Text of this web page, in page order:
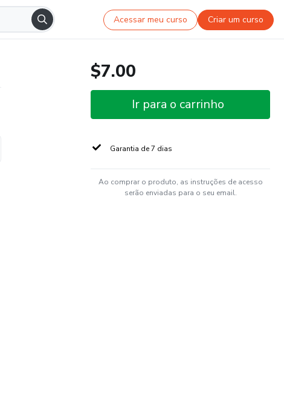
Acessar meu curso Criar um curso
$7.00
Ir para o carrinho
Garantia de 7 dias
Ao comprar o produto, as instruções de acesso
serão enviadas para o seu email.